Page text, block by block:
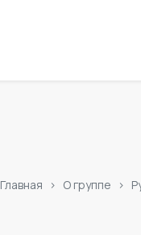
Главная О группе